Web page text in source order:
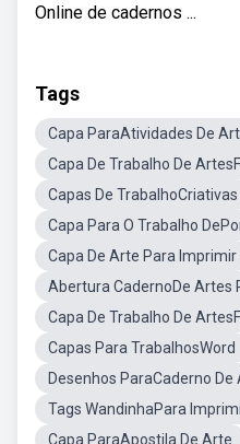
Online de cadernos ...
Tags
Capa ParaAtividades De
Capa De Trabalho De
Capas De TrabalhoCriativas
Capa Para O Trabalho
Capa De Arte Para Imprimir
Abertura CadernoDe Artes
Capa De Trabalho De
Capas Para TrabalhosWord
Desenhos ParaCaderno De
Tags WandinhaPara
Capa ParaApostila De Arte